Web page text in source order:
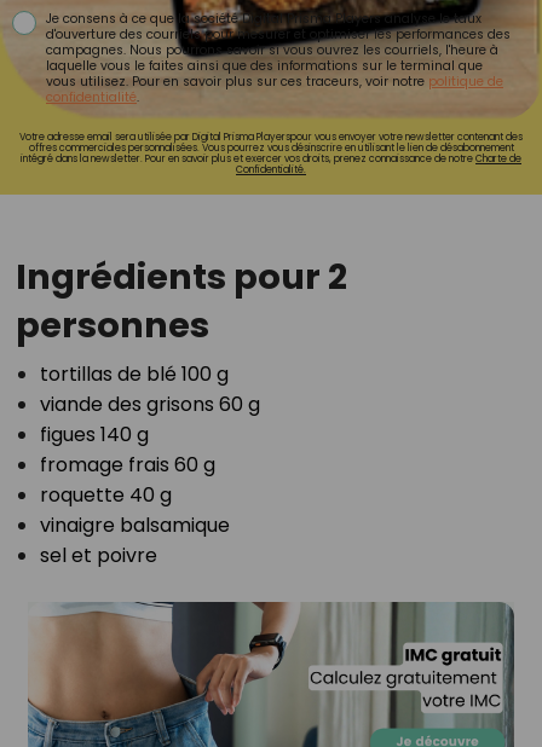
Je consens à ce que la société Digital Prisma Players analyse le taux
d'ouverture des courriels pour mesurer et optimiser les performances des
campagnes. Nous pourrons savoir si vous ouvrez les courriels, l'heure à
laquelle vous le faites ainsi que des informations sur le terminal que
vous utilisez. Pour en savoir plus sur ces traceurs, voir notre politique de
confidentialité.
Votre adresse email sera utilisée par Digital Prisma Playerspour vous envoyer votre newsletter contenant des
offres commerciales personnalisées. Vous pourrez vous désinscrire en utilisant le lien de désabonnement
intégré dans la newsletter. Pour en savoir plus et exercer vos droits, prenez connaissance de notreCharte de
Confidentialité.
Ingrédients pour 2
personnes
tortillas de blé 100 g⁣
viande des grisons 60 g⁣
figues 140 g⁣
fromage frais 60 g⁣
roquette 40 g⁣
vinaigre balsamique ⁣
sel et poivre⁣